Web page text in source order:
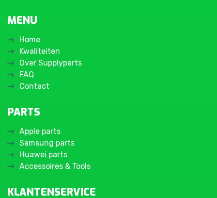
MENU
Home
Kwaliteiten
Over Supplyparts
FAQ
Contact
PARTS
Apple parts
Samsung parts
Huawei parts
Accessoires & Tools
KLANTENSERVICE